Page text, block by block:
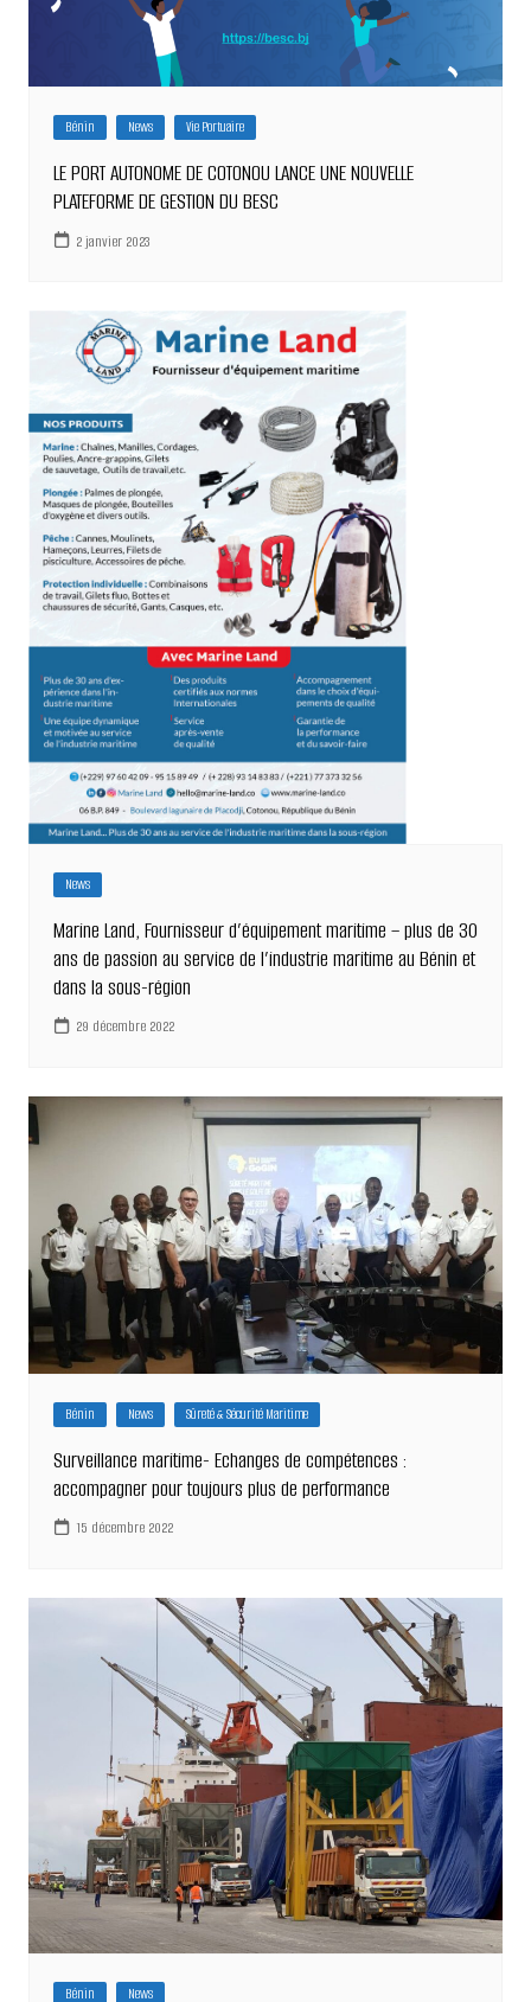
Bénin News Vie Portuaire
LE PORT AUTONOME DE COTONOU LANCE UNE NOUVELLE
PLATEFORME DE GESTION DU BESC
2 janvier 2023
News
Marine Land, Fournisseur d’équipement maritime – plus de 30
ans de passion au service de l’industrie maritime au Bénin et
dans la sous-région
29 décembre 2022
Bénin News Sûreté & Sécurité Maritime
Surveillance maritime- Echanges de compétences :
accompagner pour toujours plus de performance
15 décembre 2022
Bénin News